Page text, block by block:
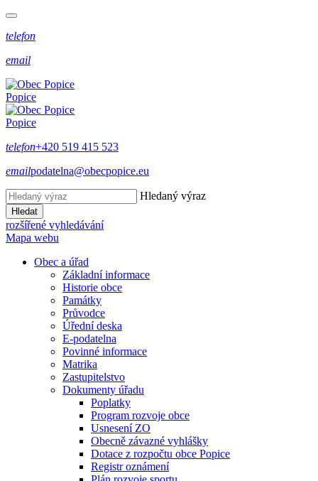
telefon
email
Popice
Popice
telefon+420 519 415 523
emailpodatelna@obecpopice.eu
Hledaný výraz
Hledat
rozšířené vyhledávání
Mapa webu
Obec a úřad
Základní informace
Historie obce
Památky
Průvodce
Úřední deska
E-podatelna
Povinné informace
Matrika
Zastupitelstvo
Dokumenty úřadu
Poplatky
Program rozvoje obce
Usnesení ZO
Obecně závazné vyhlášky
Dotace z rozpočtu obce Popice
Registr oznámení